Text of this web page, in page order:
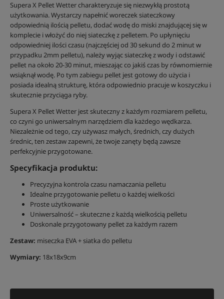
Supera X Pellet Wetter charakteryzuje się niezwykłą prostotą
użytkowania. Wystarczy napełnić woreczek siateczkowy
odpowiednią ilością pelletu, dodać wodę do miski znajdującej się w
komplecie i włożyć do niej siateczkę z pelletem. Po upłynięciu
odpowiedniej ilości czasu (najczęściej od 30 sekund do 2 minut w
przypadku 2mm pelletu), należy wyjąc siateczkę z wody i odstawić
pellet na około 20-30 minut, mieszając co jakiś czas by równomiernie
wsiąknął wodę. Po tym zabiegu pellet jest gotowy do użycia i
posiada idealną strukturę, która odpowiednio pracuje w koszyczku i
skutecznie przyciąga ryby.
Supera X Pellet Wetter jest skuteczny z każdym rozmiarem pelletu,
co czyni go uniwersalnym narzędziem dla każdego wędkarza.
Niezależnie od tego, czy używasz małych, średnich, czy dużych
średnic, ten zestaw zapewni, że twoje zanęty będą zawsze
perfekcyjnie przygotowane.
Specyfikacja produktu:
Precyzyjna kontrola czasu namaczania pelletu
Idealne przygotowanie pelletu o każdej wielkości
Proste użytkowanie
Uniwersalność – skuteczne z każdą wielkością pelletu
Doskonale przygotowany pellet za każdym razem
Zestaw: miseczka EVA + siatka do pelletu
Wymiary: 18x18x9cm